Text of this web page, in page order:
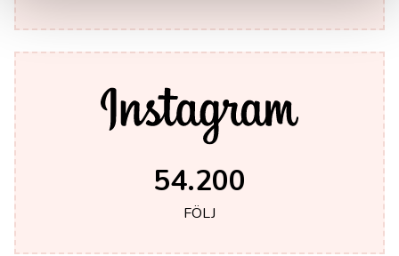
54.200
FÖLJ